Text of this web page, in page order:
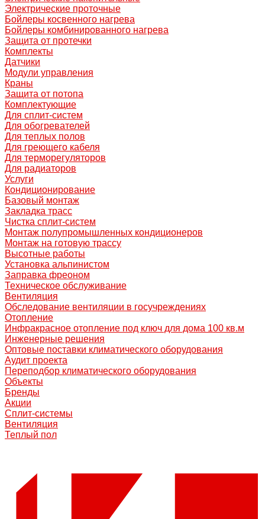
Электрические проточные
Бойлеры косвенного нагрева
Бойлеры комбинированного нагрева
Защита от протечки
Комплекты
Датчики
Модули управления
Краны
Защита от потопа
Комплектующие
Для сплит-систем
Для обогревателей
Для теплых полов
Для греющего кабеля
Для терморегуляторов
Для радиаторов
Услуги
Кондиционирование
Базовый монтаж
Закладка трасс
Чистка сплит-систем
Монтаж полупромышленных кондиционеров
Монтаж на готовую трассу
Высотные работы
Установка альпинистом
Заправка фреоном
Техническое обслуживание
Вентиляция
Обследование вентиляции в госучреждениях
Отопление
Инфракрасное отопление под ключ для дома 100 кв.м
Инженерные решения
Оптовые поставки климатического оборудования
Аудит проекта
Переподбор климатического оборудования
Объекты
Бренды
Акции
Сплит-системы
Вентиляция
Теплый пол